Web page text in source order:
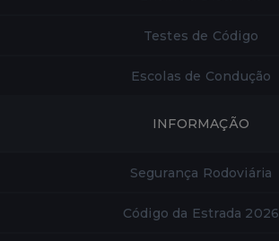
Testes de Código
Escolas de Condução
INFORMAÇÃO
Segurança Rodoviária
Código da Estrada 2026